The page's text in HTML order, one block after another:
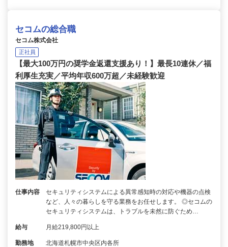
セコムの総合職
セコム株式会社
正社員
【最大100万円の奨学金返還支援あり！】最長10連休／福
利厚生充実／平均年収600万超／未経験歓迎
仕事内容
セキュリティシステムによる異常感知時の対応や機器の点検
など、人々の暮らしを守る業務をお任せします。 ◎セコムの
セキュリティシステムは、トラブルを未然に防ぐため…
給与 月給219,800円以上
勤務地 北海道札幌市中央区内各所